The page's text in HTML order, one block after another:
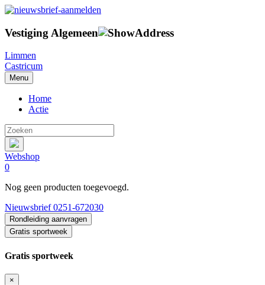
Vestiging Algemeen
Limmen
Castricum
Menu
Home
Actie
Webshop
0
Nog geen producten toegevoegd.
Nieuwsbrief0251-672030
Rondleiding aanvragen
Gratis sportweek
Gratis sportweek
×